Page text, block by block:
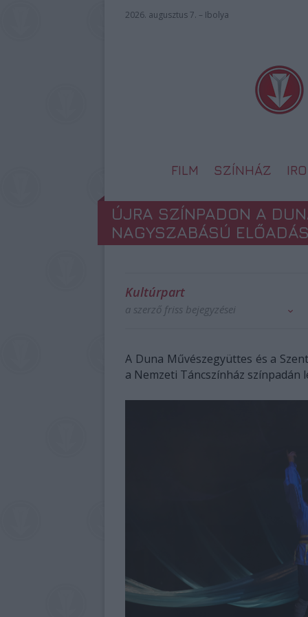
2026. augusztus 7. – Ibolya
FILM SZÍNHÁZ
ÚJRA SZÍNPADON A
NAGYSZABÁSÚ
Kultúrpart
a szerző friss bejegyzései
A Duna Művészegyüttes és a
a Nemzeti Táncszínház színpadán